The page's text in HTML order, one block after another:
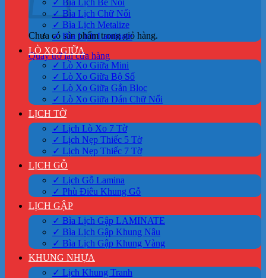
Chưa có sản phẩm trong giỏ hàng.
Quay trở lại cửa hàng
✓ Bìa Lịch Bế Nổi
✓ Bìa Lịch Chữ Nổi
✓ Bìa Lịch Metalize
✓ Bìa Lịch Laminate
LÒ XO GIỮA
✓ Lò Xo Giữa Mini
✓ Lò Xo Giữa Bộ Số
✓ Lò Xo Giữa Gắn Bloc
✓ Lò Xo Giữa Dán Chữ Nổi
LỊCH TỜ
✓ Lịch Lò Xo 7 Tờ
✓ Lịch Nẹp Thiếc 5 Tờ
✓ Lịch Nẹp Thiếc 7 Tờ
LỊCH GỖ
✓ Lịch Gỗ Lamina
✓ Phù Điêu Khung Gỗ
LỊCH GẬP
✓ Bìa Lịch Gập LAMINATE
✓ Bìa Lịch Gập Khung Nâu
✓ Bìa Lịch Gập Khung Vàng
KHUNG NHỰA
✓ Lịch Khung Tranh